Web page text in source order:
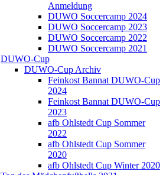
Anmeldung
DUWO Soccercamp 2024
DUWO Soccercamp 2023
DUWO Soccercamp 2022
DUWO Soccercamp 2021
DUWO-Cup
DUWO-Cup Archiv
Feinkost Bannat DUWO-Cup
2024
Feinkost Bannat DUWO-Cup
2023
afb Ohlstedt Cup Sommer
2022
afb Ohlstedt Cup Sommer
2020
afb Ohlstedt Cup Winter 2020